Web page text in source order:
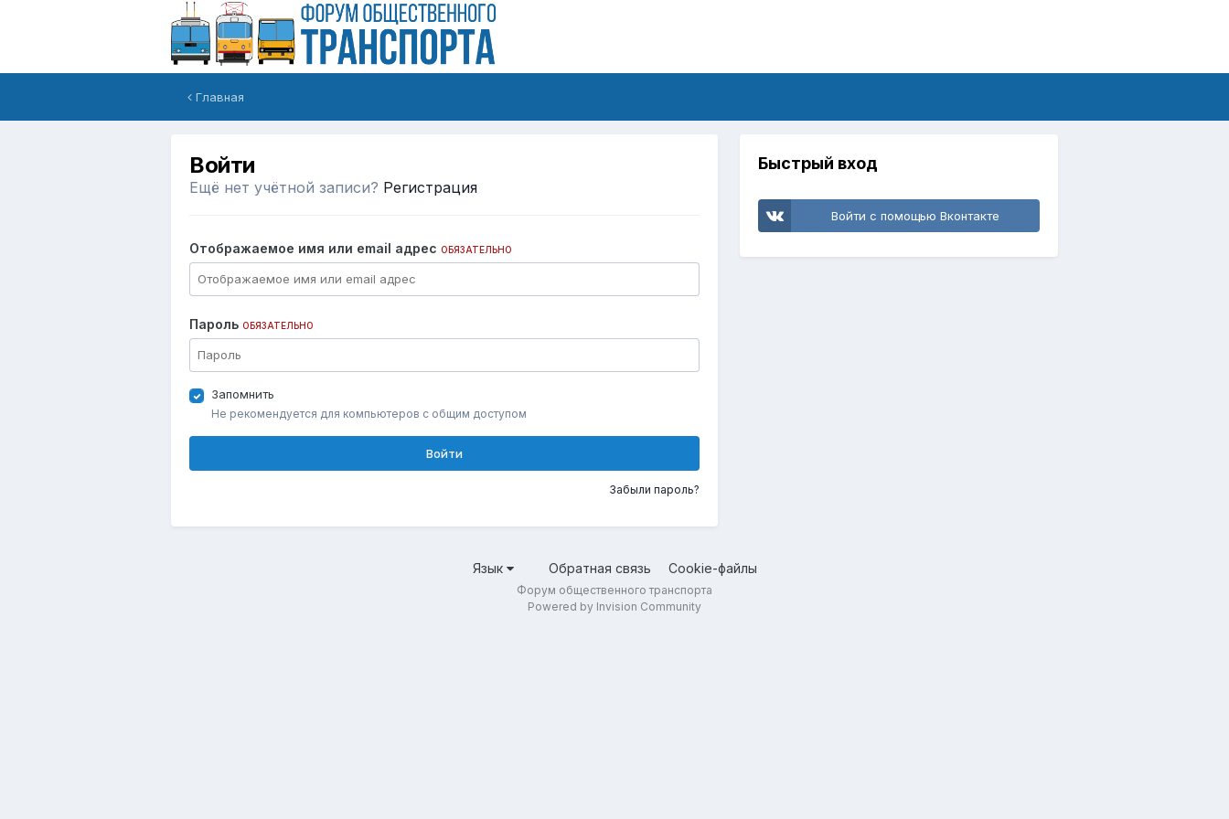
Главная
Войти
Ещё нет учётной записи? Регистрация
Отображаемое имя или email адрес ОБЯЗАТЕЛЬНО
Пароль ОБЯЗАТЕЛЬНО
Запомнить
Не рекомендуется для компьютеров с общим доступом
Войти
Забыли пароль?
Быстрый вход
Войти с помощью Вконтакте
Язык Обратная связь Cookie-файлы
Форум общественного транспорта
Powered by Invision Community